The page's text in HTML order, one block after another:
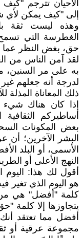
الأحيان تترجم
إلى "كيف يمكن لأي
وهذه ليست ثقة
الغطرسة التي
حق، بغض النظر عما
لقد آمن الناس من
به على مر السنين،
لدرجة أنه جعلهم
ذلك المعاناة المذلة
إذا كان هناك شيء
أساطيركم
بعض المكونات
البشر الآخرين؛ أن
الأسمى، أو البلد
النهج الأعلى أو
أقول لك هذا:
هو اليوم الذي تغير
كلمة "أفضل" هي
يتجاوزها إلا كلمة
أفضل مما تعتقد
مجموعة عرقية أو